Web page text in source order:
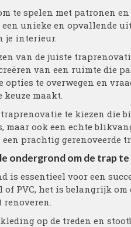
te spelen met patronen
unieke en opvallende
je interieur.
van de juiste
van een ruimte die
te overwegen en
keuze maakt.
te kiezen die
ook een echte
prachtig
ondergrond om de trap
is essentieel voor een
PVC, het is belangrijk
renoveren.
op de treden en